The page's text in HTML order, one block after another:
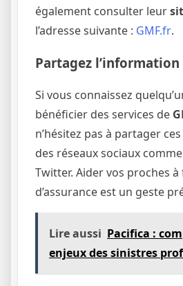
également consulter leur
l’adresse suivante : GMF.fr.
Partagez
Si vous connaissez
bénéficier des services de
n’hésitez pas à partager
des réseaux sociaux
Twitter. Aider vos proches
d’assurance est un geste
Lire aussi Pacifica :
enjeux des sinistres